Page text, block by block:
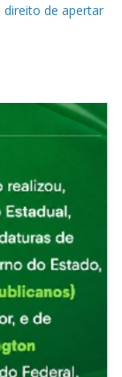
de apertar